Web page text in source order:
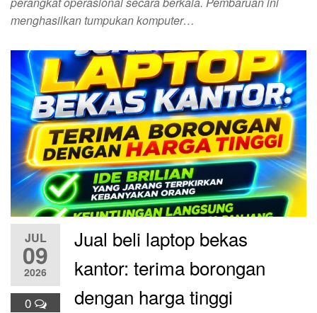
menghasilkan tumpukan komputer…
JUL
09
2026
0
Jual beli laptop bekas
kantor: terima borongan
dengan harga tinggi